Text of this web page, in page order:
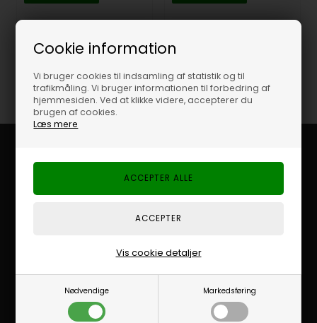
Cookie information
Vi bruger cookies til indsamling af statistik og til
trafikmåling. Vi bruger informationen til forbedring af
hjemmesiden. Ved at klikke videre, accepterer du
brugen af cookies.
Læs mere
Nødvendige Markedsføring
Vis cookie detaljer
Tilmeld dig vores nyhedsbrev
Tilbud og andre gode ting